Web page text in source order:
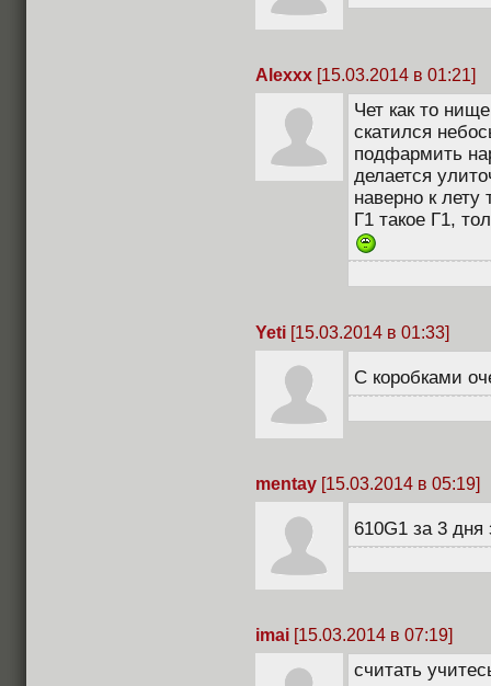
Alexxx [15.03.2014 в 01:21]
Чет как то
скатился
подфармить
делается
наверно к
Г1 такое Г1,
Yeti [15.03.2014 в 01:33]
С коробками
mentay [15.03.2014 в 05:19]
610G1 за 3 дня
imai [15.03.2014 в 07:19]
считать